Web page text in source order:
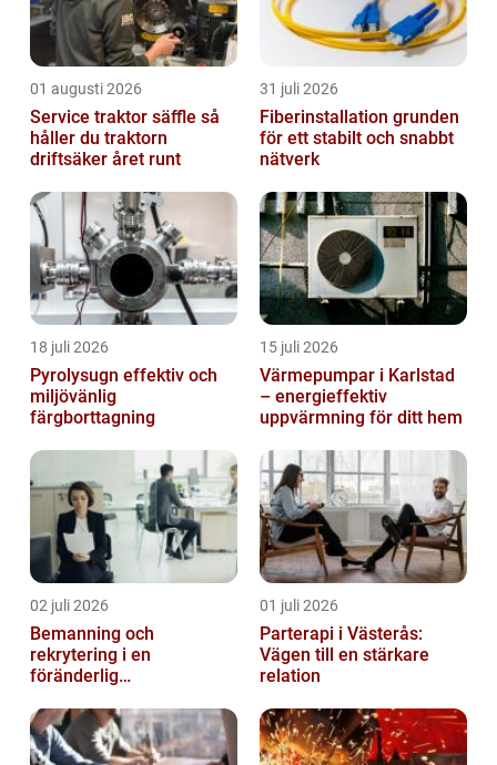
01 augusti 2026
Service traktor säffle så
håller du traktorn
driftsäker året runt
31 juli 2026
Fiberinstallation grunden
för ett stabilt och snabbt
nätverk
18 juli 2026
Pyrolysugn effektiv och
miljövänlig
färgborttagning
15 juli 2026
Värmepumpar i Karlstad
– energieffektiv
uppvärmning för ditt hem
02 juli 2026
Bemanning och
rekrytering i en
föränderlig
01 juli 2026
Parterapi i Västerås:
Vägen till en stärkare
relation